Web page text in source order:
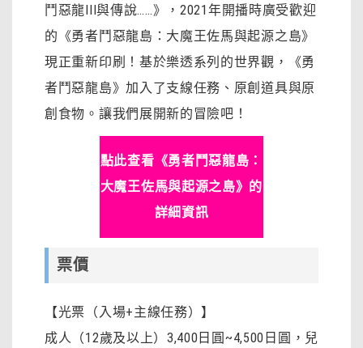
鬥惡龍III與傳說……》，2021年開播時廣受歡迎
的《勇者鬥惡龍島：大魔王佐馬與起源之島》
現正重新印刷！基於樂透系列的世界觀，《勇
者鬥惡龍島》加入了支線任務、原創道具與原
創食物。讓我們展開新的冒險吧！
點此查看《勇者鬥惡龍島：
大魔王佐馬與起源之島》的
詳細資訊
票價
【光票（入場+主線任務）】
成人（12歲及以上）3,400日圓~4,500日圓 ， 兒